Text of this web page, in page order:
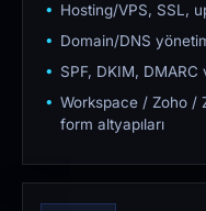
Hosting/VPS, SSL,
Domain/DNS
SPF, DKIM,
Workspace / Zoho /
form altyapıları